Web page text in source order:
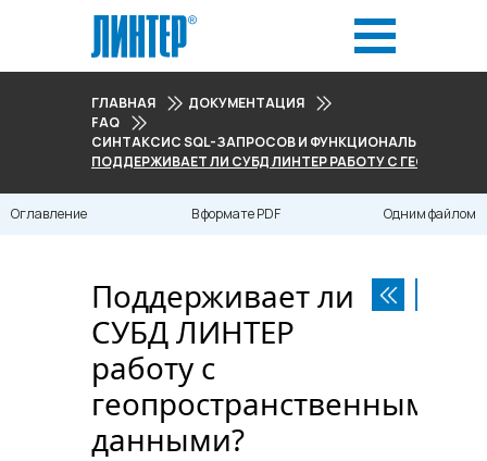
ГЛАВНАЯ
ДОКУМЕНТАЦИЯ
FAQ
СИНТАКСИС SQL-ЗАПРОСОВ И ФУНКЦИОНАЛЬНЫЕ
ПОДДЕРЖИВАЕТ ЛИ СУБД ЛИНТЕР РАБОТУ С
Оглавление В формате PDF Одним файлом
Поддерживает ли
СУБД ЛИНТЕР
работу с
геопространственными
данными?